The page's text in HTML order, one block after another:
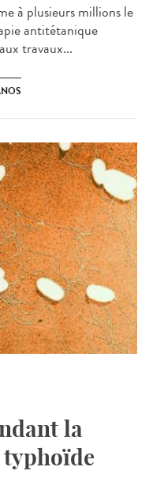
à plusieurs millions le
antitétanique
travaux...
la
typhoïde